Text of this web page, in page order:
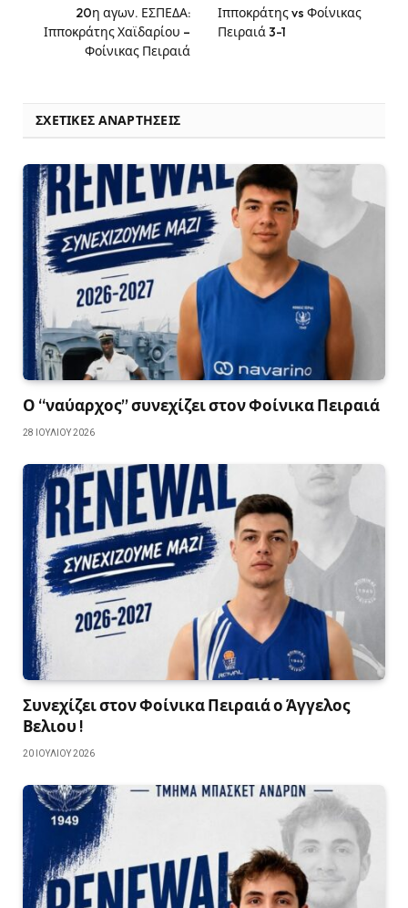
20η αγων. ΕΣΠΕΔΑ:
Ιπποκράτης Χαϊδαρίου –
Φοίνικας Πειραιά
Ιπποκράτης vs Φοίνικας
Πειραιά 3-1
ΣΧΕΤΙΚΈΣ ΑΝΑΡΤΉΣΕΙΣ
Ο “ναύαρχος” συνεχίζει στον Φοίνικα Πειραιά
28 ΙΟΥΛΊΟΥ 2026
Συνεχίζει στον Φοίνικα Πειραιά ο Άγγελος
Βελιου !
20 ΙΟΥΛΊΟΥ 2026